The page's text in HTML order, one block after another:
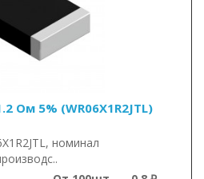
Ом 5% (WR06X1R2JTL)
номинал